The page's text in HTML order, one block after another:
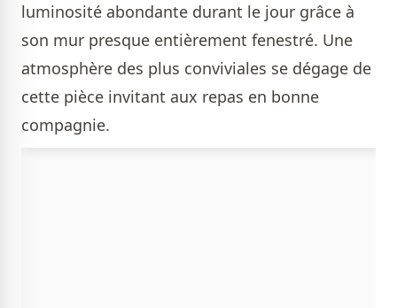
luminosité abondante durant le jour grâce à
son mur presque entièrement fenestré. Une
atmosphère des plus conviviales se dégage de
cette pièce invitant aux repas en bonne
compagnie.